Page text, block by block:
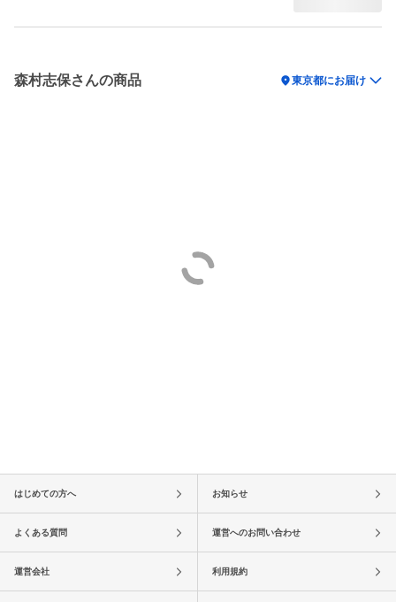
森村志保さんの商品 location_on東京都にお届け
はじめての方へ お知らせ
よくある質問 運営へのお問い合わせ
運営会社 利用規約